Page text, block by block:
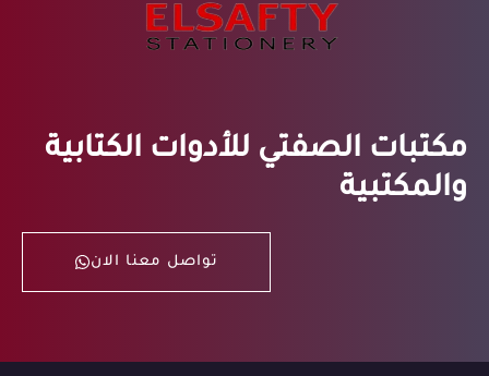
مكتبات الصفتي للأدوات الكتابية
والمكتبية
تواصل معنا الان